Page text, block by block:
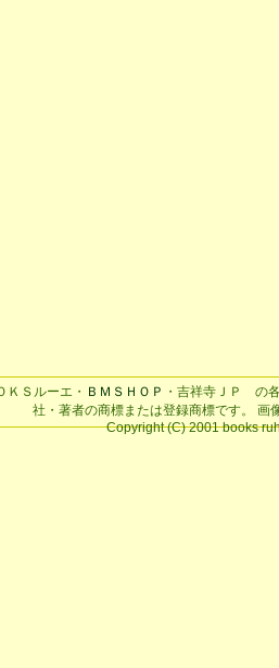
ＫＳルーエ・ ＢＭＳＨＯＰ ・吉祥寺ＪＰ の
社・著者の商標または登録商標です。 画
Copyright (C) 2001 books